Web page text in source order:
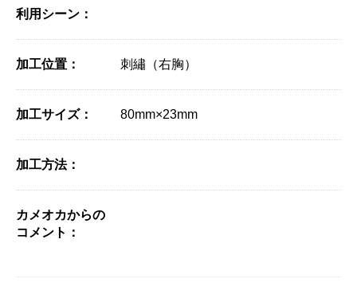
利用シーン：
加工位置： 刺繡（右胸）
加工サイズ： 80mm×23mm
加工方法：
カメオカからの
コメント：